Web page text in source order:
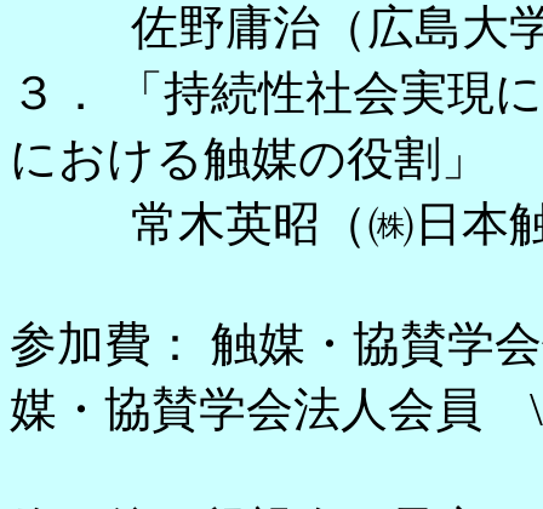
佐野庸治（広島大
３． 「持続性社会実現
における触媒の役割」
常木英昭（㈱日本
参加費： 触媒・協賛学
媒・協賛学会法人会員